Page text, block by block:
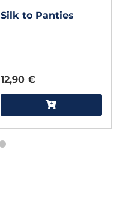
Silk to Panties
12,90 €